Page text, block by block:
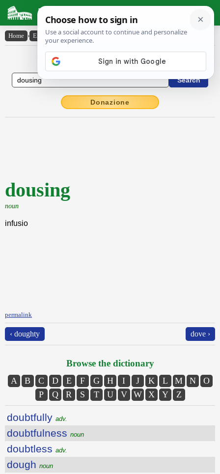
Latin Dictionary
Home › English-Latin › dousing
English to Latin Dictionary
Donazione
dousing
noun
infusio
permalink
‹ doughty dove ›
Browse the dictionary
A B C D E F G H I J K L M N
O
P
Q R S T U V W X Y Z
doubtfully adv.
doubtfulness noun
doubtless adv.
dough noun